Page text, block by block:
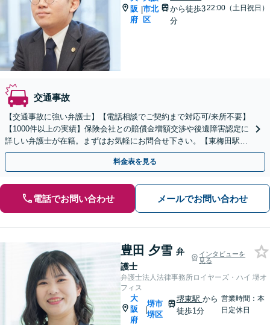
阪
府
|市北
区
から徒歩3
分
22:00（土日祝日）
交通事故
【交通事故に強い弁護士】【電話相談でご契約まで対応可/来所不要】
【1000件以上の実績】保険会社との賠償金増額交渉や後遺障害認定に
詳しい弁護士が在籍。まずはお気軽にお問合せ下さい。【東梅田駅3
分】
料金表を見る
電話でお問い合わせ メールでお問い合わせ
豊田 夕雪 弁
護士
インタビューを
見る
弁護士法人法律事務所ロイヤーズ・ハイ 堺オ
フィス
大
阪
府
|
堺市
堺区
堺東駅 から
徒歩1分
営業時間：本
日定休日